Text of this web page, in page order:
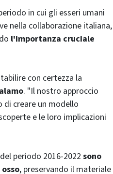
in cui gli esseri umani
nella collaborazione italiana,
l'importanza cruciale
con certezza la
. "Il nostro approccio
di creare un modello
e le loro implicazioni
periodo 2016-2022sono
, preservando il materiale